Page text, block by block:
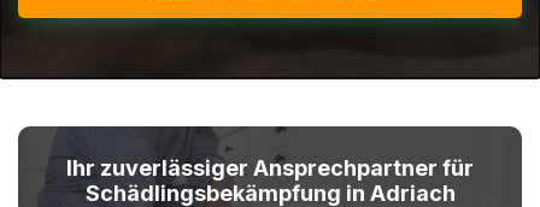
Ihr zuverlässiger Ansprechpartner für
Schädlingsbekämpfung in Adriach